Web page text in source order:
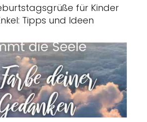
für Kinder
Tipps und Ideen